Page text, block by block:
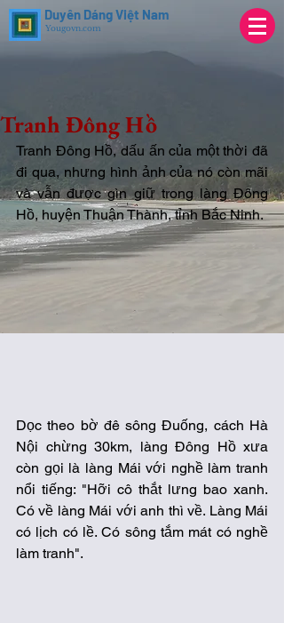
Duyên Dáng Việt Nam
Yougovn.com
Tranh Đông Hồ
Tranh Đông Hồ, dấu ấn của một thời đã
đi qua, nhưng hình ảnh của nó còn mãi
và vẫn được gìn giữ trong làng Đông
Hồ, huyện Thuận Thành, tỉnh Bắc Ninh.
Dọc theo bờ đê sông Đuống, cách Hà
Nội chừng 30km, làng Đông Hồ xưa
còn gọi là làng Mái với nghề làm tranh
nổi tiếng: "Hỡi cô thắt lưng bao xanh.
Có về làng Mái với anh thì về. Làng Mái
có lịch có lề. Có sông tắm mát có nghề
làm tranh".